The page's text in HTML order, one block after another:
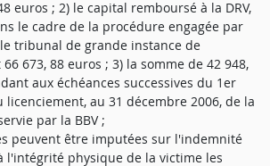
euros ; 2) le capital remboursé à la DRV,
le cadre de la procédure engagée par
tribunal de grande instance de
673, 88 euros ; 3) la somme de 42 948,
aux échéances successives du 1er
licenciement, au 31 décembre 2006, de la
par la BBV ;
peuvent être imputées sur l'indemnité
l'intégrité physique de la victime les